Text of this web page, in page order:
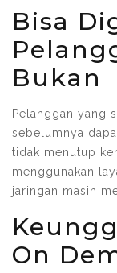
Bisa
Bukan
Pelanggan yang
sebelumnya
tidak menutup
menggunakan
jaringan masih
On